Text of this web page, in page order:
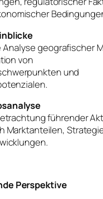
geografischer
von
und
führender
Marktanteilen,
Perspektive